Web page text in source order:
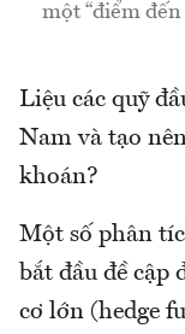
một “điểm
Liệu các quỹ
Nam và tạo
khoán?
Một số phân
bắt đầu đề cập
cơ lớn (hedge